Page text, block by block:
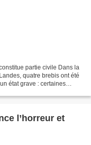
partie civile Dans la
quatre brebis ont été
état grave : certaines
l’horreur et